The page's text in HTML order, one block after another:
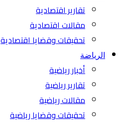
تقارير اقتصادية
مقالات اقتصادية
تحقيقات وقضايا اقتصادية
الرياضة
أخبار رياضية
تقارير رياضية
مقالات رياضية
تحقيقات وقضايا رياضية